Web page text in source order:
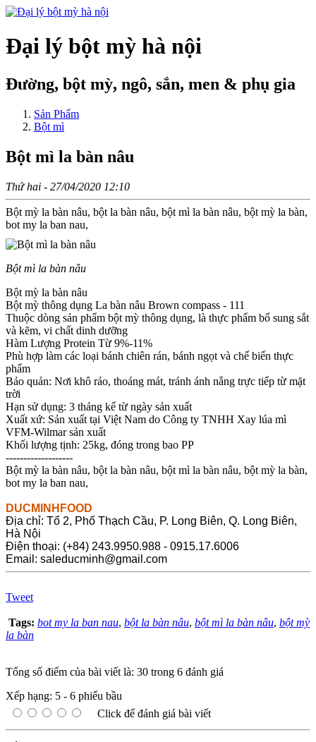
Đại lý bột mỳ hà nội
Đường, bột mỳ, ngô, sắn, men & phụ gia
Sản Phẩm
Bột mì
Bột mì la bàn nâu
Thứ hai - 27/04/2020 12:10
Bột mỳ la bàn nâu, bột la bàn nâu, bột mì la bàn nâu, bột mỳ la bàn,
bot my la ban nau,
Bột mì la bàn nâu
Bột mỳ la bàn nâu
Bột mỳ thông dụng La bàn nâu Brown compass - 111
Thuộc dòng sản phẩm bột mỳ thông dụng, là thực phẩm bổ sung sắt
và kẽm, vi chất dinh dưỡng
Hàm Lượng Protein Từ 9%-11%
Phù hợp làm các loại bánh chiên rán, bánh ngọt và chế biến thực
phẩm
Bảo quản: Nơi khô ráo, thoáng mát, tránh ánh nắng trực tiếp từ mặt
trời
Hạn sử dụng: 3 tháng kể từ ngày sản xuất
Xuất xứ: Sản xuất tại Việt Nam do Công ty TNHH Xay lúa mì
VFM-Wilmar sản xuất
Khối lượng tịnh: 25kg, đóng trong bao PP
-------------------
Bột mỳ la bàn nâu, bột la bàn nâu, bột mì la bàn nâu, bột mỳ la bàn,
bot my la ban nau,
DUCMINHFOOD
Địa chỉ: Tổ 2, Phố Thạch Cầu, P. Long Biên, Q. Long Biên,
Hà Nội
Điện thoại: (+84) 243.9950.988 - 0915.17.6006
Email: saleducminh@gmail.com
Tweet
Tags: bot my la ban nau, bột la bàn nâu, bột mì la bàn nâu, bột mỳ
la bàn
Tổng số điểm của bài viết là: 30 trong 6 đánh giá
Xếp hạng: 5 - 6 phiếu bầu
Click để đánh giá bài viết